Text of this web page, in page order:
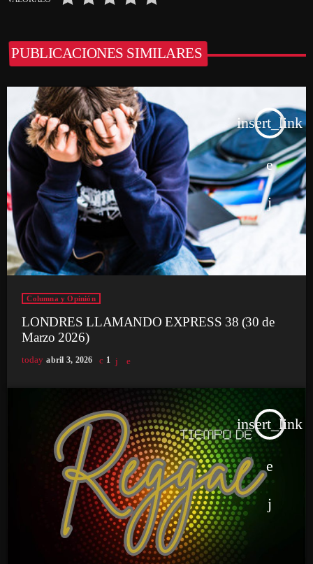
PUBLICACIONES SIMILARES
insert_link
Columna y Opinión
LONDRES LLAMANDO EXPRESS 38 (30 de
Marzo 2026)
today abril 3, 2026 1
insert_link